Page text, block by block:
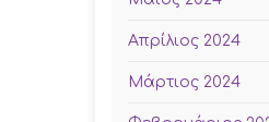
Απρίλιος 2024
Μάρτιος 2024